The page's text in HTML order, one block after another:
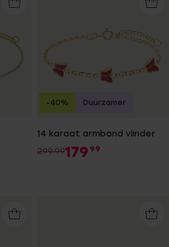
14 karaat armband vlinder
299.99179 99
-40% Duurzamer